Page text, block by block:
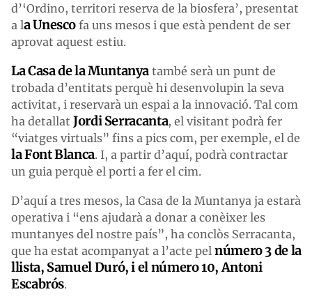
d’‘Ordino, territori reserva de la biosfera’, presentat
a la Unesco fa uns mesos i que està pendent de ser
aprovat aquest estiu.
La Casa de la Muntanya també serà un punt de
trobada d’entitats perquè hi desenvolupin la seva
activitat, i reservarà un espai a la innovació. Tal com
ha detallat Jordi Serracanta, el visitant podrà fer
“viatges virtuals” fins a pics com, per exemple, el de
la Font Blanca. I, a partir d’aquí, podrà contractar
un guia perquè el porti a fer el cim.
D’aquí a tres mesos, la Casa de la Muntanya ja estarà
operativa i “ens ajudarà a donar a conèixer les
muntanyes del nostre país”, ha conclòs Serracanta,
que ha estat acompanyat a l’acte pel número 3 de la
llista, Samuel Duró, i el número 10, Antoni
Escabrós.